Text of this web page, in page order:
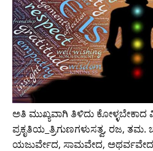
ಅತಿ ಮುಖ್ಯವಾಗಿ ತಿಳಿದು
ಪ್ರಕೃತಿಯ_ತ್ರಿಗುಣಗಳುಸತ್ವ, ರಜ, ತಮ.
ಯಜುರ್ವೇದ, ಸಾಮವೇದ, ಅಥರ್ವವೇದ.